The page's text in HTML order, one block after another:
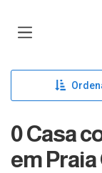
0 Casa
em